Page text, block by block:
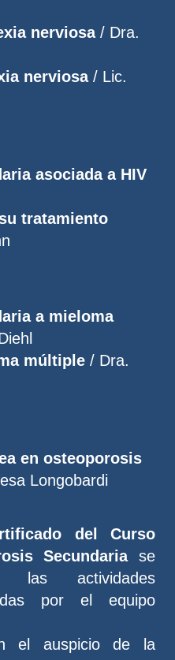
nerviosa/ Dra.
nerviosa / Lic.
asociada a HIV
tratamiento
a mieloma
múltiple / Dra.
en osteoporosis
Longobardi
del Curso
Secundariase
las actividades
por el equipo
el auspicio de la